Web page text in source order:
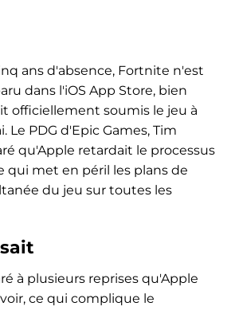
ans d'absence, Fortnite n'est
dans l'iOS App Store, bien
officiellement soumis le jeu à
Le PDG d'Epic Games, Tim
qu'Apple retardait le processus
qui met en péril les plans de
du jeu sur toutes les
à plusieurs reprises qu'Apple
ce qui complique le